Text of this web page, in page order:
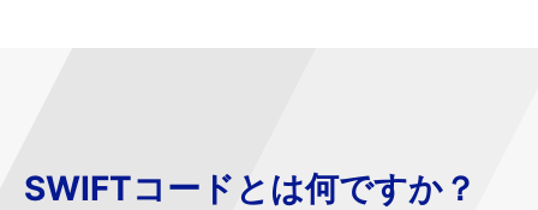
SWIFTコードとは何ですか？